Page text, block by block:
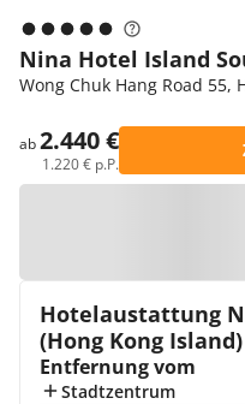
Nina Hotel Island
Wong Chuk Hang Road 55,
ab2.440 €
1.220 € p.P.
Hotelaustattung
(Hong Kong Island)
Entfernung vom
Stadtzentrum